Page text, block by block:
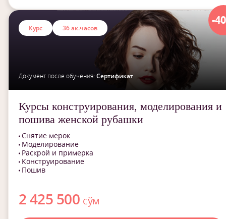
-
Курс 36 ак.часов
Документ после обучения: Сертификат
Курсы конструирования, моделирования и
пошива женской рубашки
Снятие мерок
Моделирование
Раскрой и примерка
Конструирование
Пошив
2 425 500 сўм